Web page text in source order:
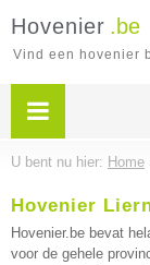
Hovenier .be
Vind een hovenier
U bent nu hier: Home
Hovenier
Hovenier.be bevat
voor de gehele